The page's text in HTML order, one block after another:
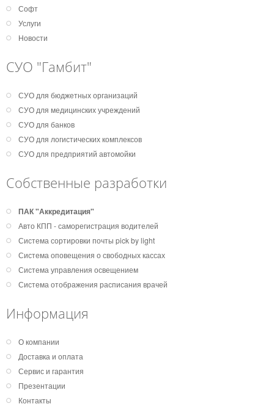
Софт
Услуги
Новости
СУО "Гамбит"
СУО для бюджетных организаций
СУО для медицинских учреждений
СУО для банков
СУО для логистических комплексов
СУО для предприятий автомойки
Собственные разработки
ПАК "Аккредитация"
Авто КПП - саморегистрация водителей
Система сортировки почты pick by light
Система оповещения о свободных кассах
Система управления освещением
Система отображения расписания врачей
Информация
О компании
Доставка и оплата
Сервис и гарантия
Презентации
Контакты